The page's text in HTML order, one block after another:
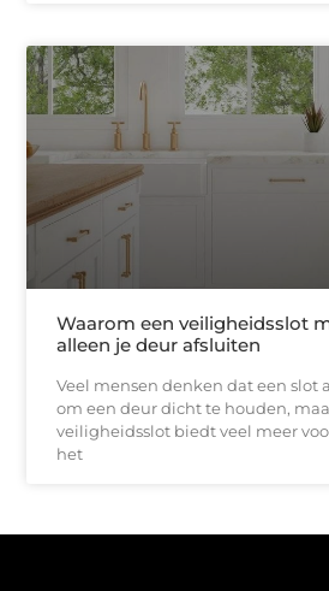
Waarom een veiligheidsslot
alleen je deur afsluiten
Veel mensen denken dat een slot
om een deur dicht te houden,
veiligheidsslot biedt veel meer
het